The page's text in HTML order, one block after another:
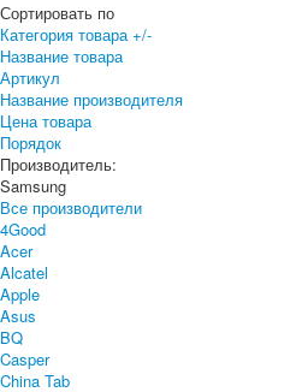
Сортировать по
Категория товара +/-
Название товара
Артикул
Название производителя
Цена товара
Порядок
Производитель:
Samsung
Все производители
4Good
Acer
Alcatel
Apple
Asus
BQ
Casper
China Tab